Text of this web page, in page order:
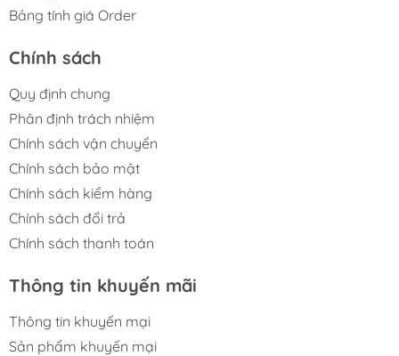
Bảng tính giá Order
Chính sách
Quy định chung
Phân định trách nhiệm
Chính sách vận chuyển
Chính sách bảo mật
Chính sách kiểm hàng
Chính sách đổi trả
Chính sách thanh toán
Thông tin khuyến mãi
Thông tin khuyến mại
Sản phẩm khuyến mại